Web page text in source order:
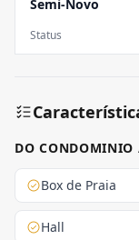
Semi-Novo
Status
DO
Box de Praia
Hall